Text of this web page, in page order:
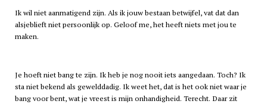
Ik wil niet aanmatigend zijn. Als ik jouw bestaan betwijfel, vat dat dan
alsjeblieft niet persoonlijk op. Geloof me, het heeft niets met jou te
maken.
Je hoeft niet bang te zijn. Ik heb je nog nooit iets aangedaan. Toch? Ik
sta niet bekend als gewelddadig. Ik weet het, dat is het ook niet waar je
bang voor bent, wat je vreest is mijn onhandigheid. Terecht. Daar zit